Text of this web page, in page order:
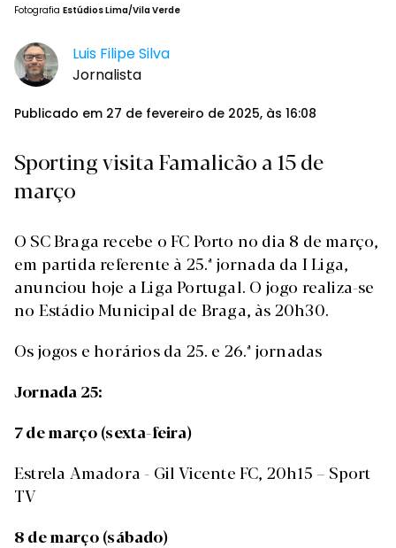
Fotografia Estúdios Lima/Vila Verde
Luis Filipe Silva
Jornalista
Publicado em 27 de fevereiro de 2025, às 16:08
Sporting visita Famalicão a 15 de
março
O SC Braga recebe o FC Porto no dia 8 de março,
em partida referente à 25.ª jornada da I Liga,
anunciou hoje a Liga Portugal. O jogo realiza-se
no Estádio Municipal de Braga, às 20h30.
Os jogos e horários da 25. e 26.ª jornadas
Jornada 25:
7 de março (sexta-feira)
Estrela Amadora - Gil Vicente FC, 20h15 – Sport
TV
8 de março (sábado)